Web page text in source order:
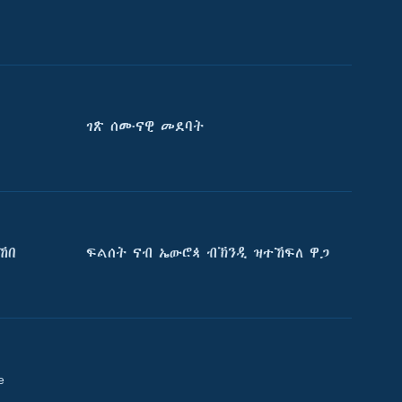
ገጽ ሰሙናዊ መደባት
ፍልሰት ናብ ኤውሮጳ ብኽንዲ ዝተኸፍለ ዋጋ